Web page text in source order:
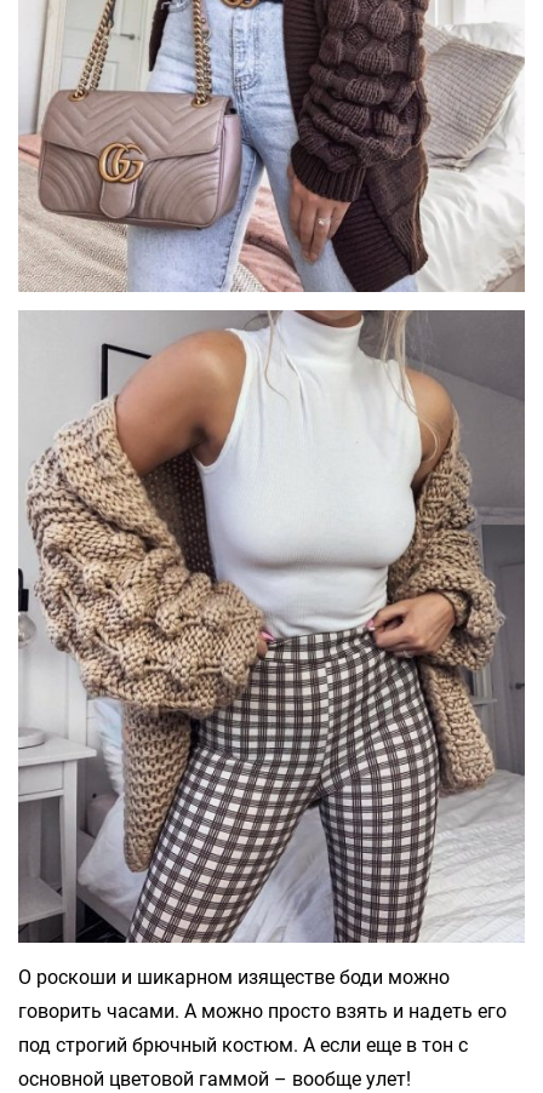
О роскоши и шикарном изяществе боди можно
говорить часами. А можно просто взять и надеть его
под строгий брючный костюм. А если еще в тон с
основной цветовой гаммой – вообще улет!